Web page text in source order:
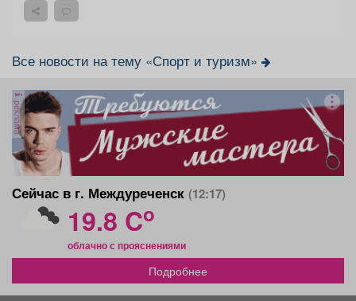
Все новости на тему «Спорт и туризм»
реклама
Сейчас в г. Междуреченск (12:17)
19.8 Co
облачно с прояснениями
Подробнее